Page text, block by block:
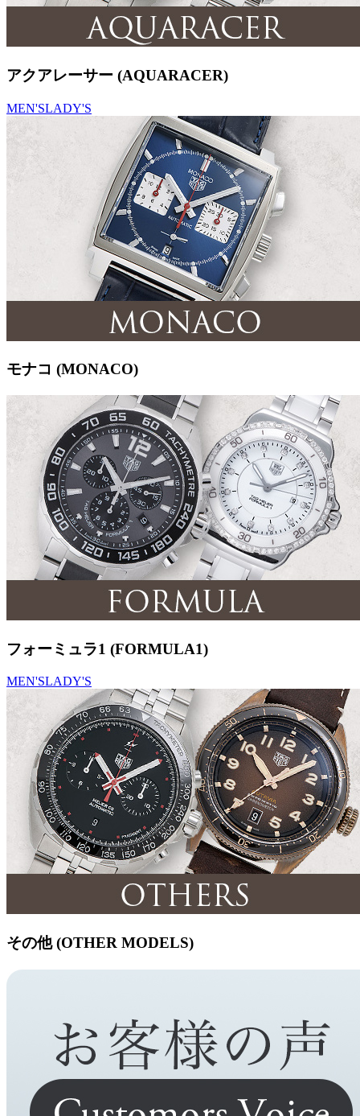
アクアレーサー (AQUARACER)
MEN'SLADY'S
モナコ (MONACO)
フォーミュラ1 (FORMULA1)
MEN'SLADY'S
その他 (OTHER MODELS)